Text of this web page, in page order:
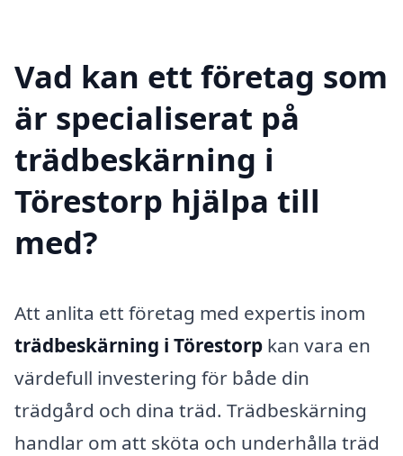
Vad kan ett företag som
är specialiserat på
trädbeskärning i
Törestorp hjälpa till
med?
Att anlita ett företag med expertis inom
trädbeskärning i Törestorp kan vara en
värdefull investering för både din
trädgård och dina träd. Trädbeskärning
handlar om att sköta och underhålla träd